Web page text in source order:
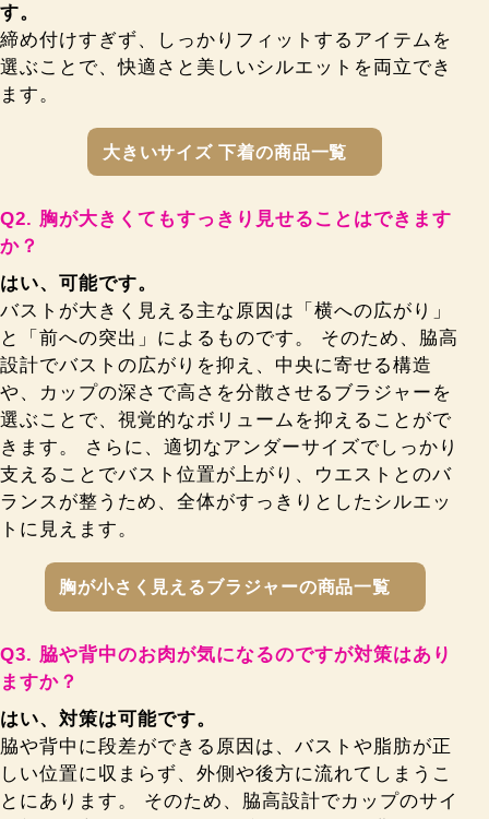
す。
締め付けすぎず、しっかりフィットするアイテムを
選ぶことで、快適さと美しいシルエットを両立でき
ます。
大きいサイズ 下着の商品一覧
胸が大きくてもすっきり見せることはできます
か？
はい、可能です。
バストが大きく見える主な原因は「横への広がり」
と「前への突出」によるものです。 そのため、脇高
設計でバストの広がりを抑え、中央に寄せる構造
や、カップの深さで高さを分散させるブラジャーを
選ぶことで、視覚的なボリュームを抑えることがで
きます。 さらに、適切なアンダーサイズでしっかり
支えることでバスト位置が上がり、ウエストとのバ
ランスが整うため、全体がすっきりとしたシルエッ
トに見えます。
胸が小さく見えるブラジャーの商品一覧
脇や背中のお肉が気になるのですが対策はあり
ますか？
はい、対策は可能です。
脇や背中に段差ができる原因は、バストや脂肪が正
しい位置に収まらず、外側や後方に流れてしまうこ
とにあります。 そのため、脇高設計でカップのサイ